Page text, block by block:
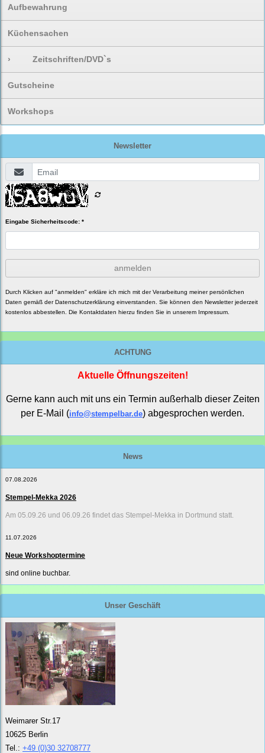
Aufbewahrung
Küchensachen
› Zeitschriften/DVD`s
Gutscheine
Workshops
Newsletter
Eingabe Sicherheitscode: *
anmelden
Durch Klicken auf "anmelden" erkläre ich mich mit der Verarbeitung meiner persönlichen
Daten gemäß der Datenschutzerklärung einverstanden. Sie können den Newsletter jederzeit
kostenlos abbestellen. Die Kontaktdaten hierzu finden Sie in unserem Impressum.
ACHTUNG
Aktuelle Öffnungszeiten!
Gerne kann auch mit uns ein Termin außerhalb dieser Zeiten
per E-Mail (info@stempelbar.de) abgesprochen werden.
News
07.08.2026
Stempel-Mekka 2026
Am 05.09.26 und 06.09.26 findet das Stempel-Mekka in Dortmund statt.
11.07.2026
Neue Workshoptermine
sind online buchbar.
Unser Geschäft
Weimarer Str.17
10625 Berlin
Tel.: +49 (0)30 32708777